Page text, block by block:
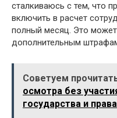
сталкиваюсь с тем, что
включить в расчет
полный месяц. Это
дополнительным
Советуем
осмотра без
государства и права